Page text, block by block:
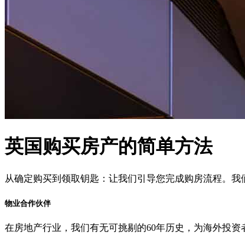
英国购买房产的简单方法
从确定购买到领取钥匙：让我们引导您完成购房流程。
物业合作伙伴
在房地产行业，我们有无可挑剔的60年历史，为海外投